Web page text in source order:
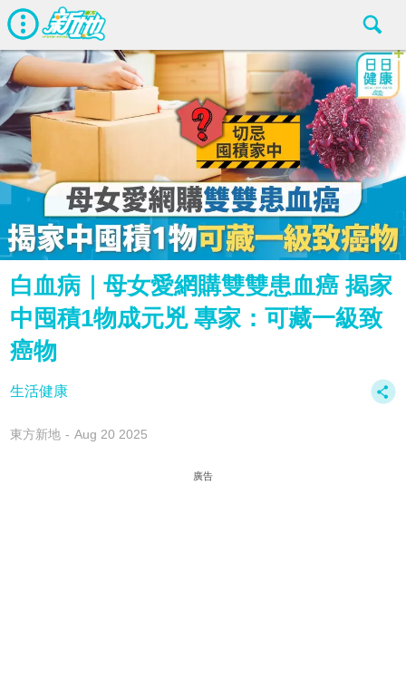
白血病｜母女愛網購雙雙患血癌 揭家
中囤積1物成元兇 專家：可藏一級致
癌物
生活健康
東方新地 Aug 20 2025
廣告